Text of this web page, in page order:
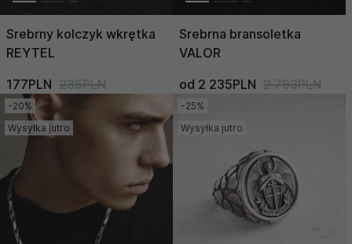
Srebrny kolczyk wkrętka
REYTEL
177PLN 235PLN
Srebrna bransoletka
VALOR
od 2 235PLN 2 793PLN
-20%
Wysyłka jutro
-25%
Wysyłka jutro